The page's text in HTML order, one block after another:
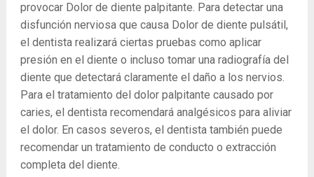
provocar Dolor de diente palpitante. Para detectar una
disfunción nerviosa que causa Dolor de diente pulsátil,
el dentista realizará ciertas pruebas como aplicar
presión en el diente o incluso tomar una radiografía del
diente que detectará claramente el daño a los nervios.
Para el tratamiento del dolor palpitante causado por
caries, el dentista recomendará analgésicos para aliviar
el dolor. En casos severos, el dentista también puede
recomendar un tratamiento de conducto o extracción
completa del diente.